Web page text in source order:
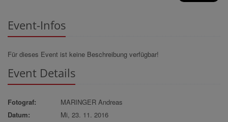
Event-Infos
Für dieses Event ist keine Beschreibung verfügbar!
Event Details
Fotograf:
MARINGER Andreas
Datum:
Mi, 23. 11. 2016